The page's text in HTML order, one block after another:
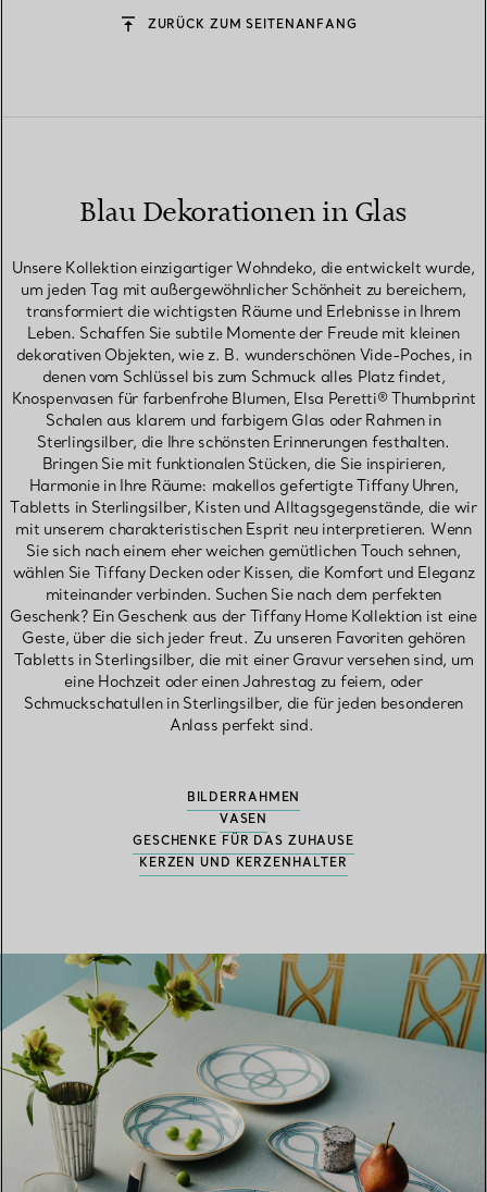
ZURÜCK ZUM SEITENANFANG
Blau Dekorationen in Glas
Unsere Kollektion einzigartiger Wohndeko, die entwickelt wurde,
um jeden Tag mit außergewöhnlicher Schönheit zu bereichern,
transformiert die wichtigsten Räume und Erlebnisse in Ihrem
Leben. Schaffen Sie subtile Momente der Freude mit kleinen
dekorativen Objekten, wie z. B. wunderschönen Vide-Poches, in
denen vom Schlüssel bis zum Schmuck alles Platz findet,
Knospenvasen für farbenfrohe Blumen, Elsa Peretti® Thumbprint
Schalen aus klarem und farbigem Glas oder Rahmen in
Sterlingsilber, die Ihre schönsten Erinnerungen festhalten.
Bringen Sie mit funktionalen Stücken, die Sie inspirieren,
Harmonie in Ihre Räume: makellos gefertigte Tiffany Uhren,
Tabletts in Sterlingsilber, Kisten und Alltagsgegenstände, die wir
mit unserem charakteristischen Esprit neu interpretieren. Wenn
Sie sich nach einem eher weichen gemütlichen Touch sehnen,
wählen Sie Tiffany Decken oder Kissen, die Komfort und Eleganz
miteinander verbinden. Suchen Sie nach dem perfekten
Geschenk? Ein Geschenk aus der Tiffany Home Kollektion ist eine
Geste, über die sich jeder freut. Zu unseren Favoriten gehören
Tabletts in Sterlingsilber, die mit einer Gravur versehen sind, um
eine Hochzeit oder einen Jahrestag zu feiern, oder
Schmuckschatullen in Sterlingsilber, die für jeden besonderen
Anlass perfekt sind.
BILDERRAHMEN
VASEN
GESCHENKE FÜR DAS ZUHAUSE
KERZEN UND KERZENHALTER